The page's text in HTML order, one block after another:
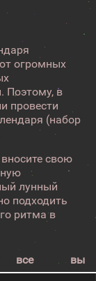
огромных
Поэтому, в
провести
(набор
свою
лунный
подходить
ритма в
все вы